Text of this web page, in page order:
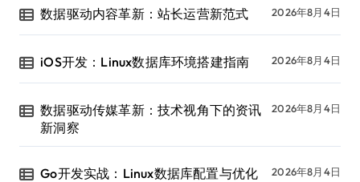
数据驱动内容革新：站长运营新范式 2026年8月4日
iOS开发：Linux数据库环境搭建指南 2026年8月4日
数据驱动传媒革新：技术视角下的资讯
新洞察
2026年8月4日
Go开发实战：Linux数据库配置与优化 2026年8月4日